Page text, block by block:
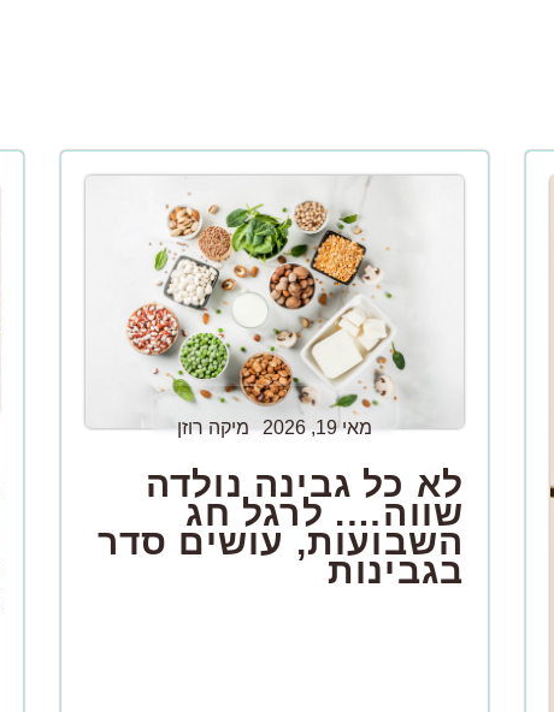
מאי 19, 2026 מיקה רוזן
לא כל גבינה נולדה
שווה…. לרגל חג
השבועות, עושים סדר
בגבינות